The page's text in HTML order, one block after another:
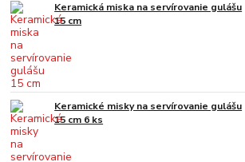
Keramická miska na servírovanie gulášu
15 cm
Keramické misky na servírovanie gulášu
15 cm 6 ks